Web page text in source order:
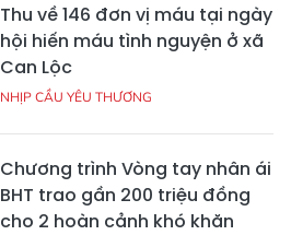
Thu về 146 đơn vị máu tại ngày
hội hiến máu tình nguyện ở xã
Can Lộc
NHỊP CẦU YÊU THƯƠNG
Chương trình Vòng tay nhân ái
BHT trao gần 200 triệu đồng
cho 2 hoàn cảnh khó khăn